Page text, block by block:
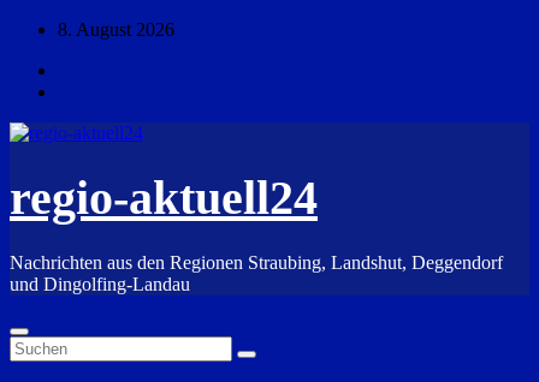
Zum
springen
8. August 2026
regio-aktuell24
Nachrichten aus den Regionen Straubing, Landshut, Deggendorf
und Dingolfing-Landau